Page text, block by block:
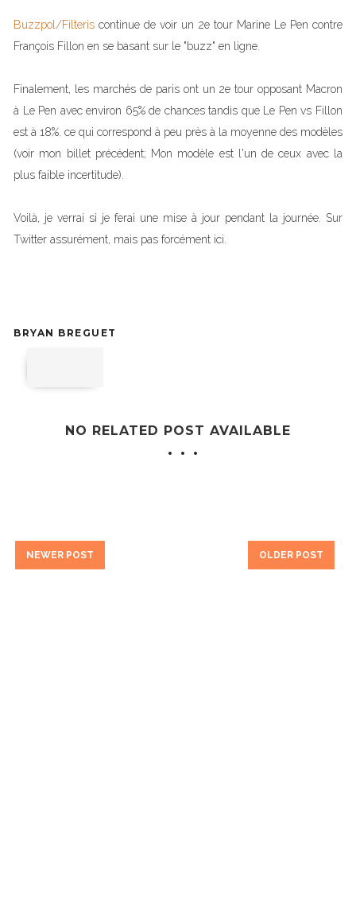
Buzzpol/Filteris continue de voir un 2e tour Marine Le Pen contre
François Fillon en se basant sur le "buzz" en ligne.
Finalement, les marchés de paris ont un 2e tour opposant Macron
à Le Pen avec environ 65% de chances tandis que Le Pen vs Fillon
est à 18%. ce qui correspond à peu près à la moyenne des modèles
(voir mon billet précédent; Mon modèle est l'un de ceux avec la
plus faible incertitude).
Voilà, je verrai si je ferai une mise à jour pendant la journée. Sur
Twitter assurément, mais pas forcément ici.
BRYAN BREGUET
NO RELATED POST AVAILABLE
NEWER POST OLDER POST